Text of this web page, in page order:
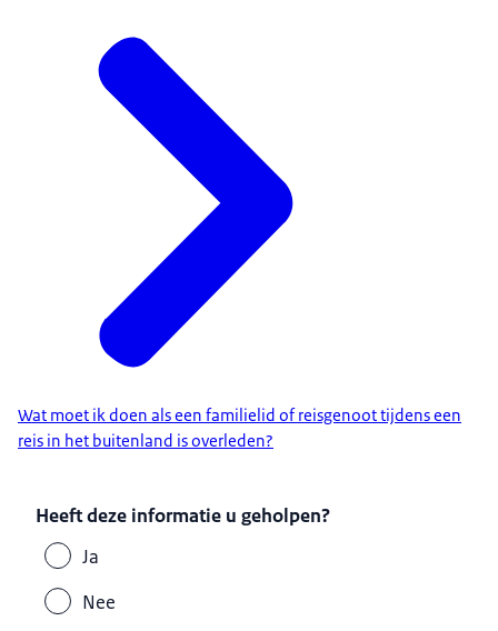
Wat moet ik doen als een familielid of reisgenoot tijdens een
reis in het buitenland is overleden?
Heeft deze informatie u geholpen?
Ja
Nee